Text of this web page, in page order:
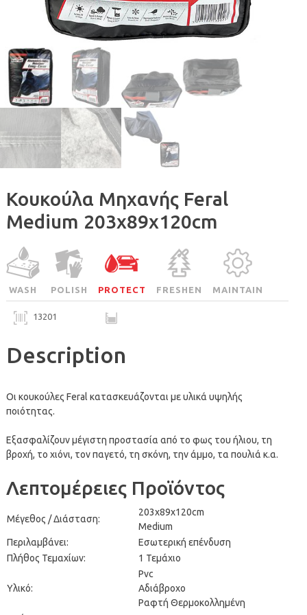
Κουκούλα Μηχανής Feral
Medium 203x89x120cm
WASH POLISH PROTECT FRESHEN MAINTAIN
13201
Description
Οι κουκούλες Feral κατασκευάζονται με υλικά υψηλής
ποιότητας.
Εξασφαλίζουν μέγιστη προστασία από το φως του ήλιου, τη
βροχή, το χιόνι, τον παγετό, τη σκόνη, την άμμο, τα πουλιά κ.α.
Λεπτομέρειες Προϊόντος
Μέγεθος / Διάσταση:
203x89x120cm
Medium
Περιλαμβάνει:
Εσωτερική επένδυση
Πλήθος Τεμαχίων:
1 Τεμάχιο
Υλικό:
Pvc
Αδιάβροχο
Ραφτή Θερμοκολλημένη